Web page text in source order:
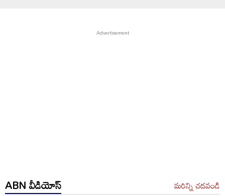
ABN వీడియోస్ మరిన్ని చదవండి